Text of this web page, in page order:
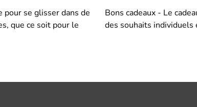
se glisser dans de
que ce soit pour le
Bons cadeaux - Le
des souhaits